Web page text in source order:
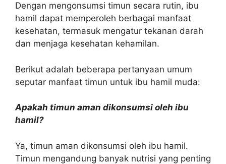
Dengan mengonsumsi timun secara rutin, ibu
hamil dapat memperoleh berbagai manfaat
kesehatan, termasuk mengatur tekanan darah
dan menjaga kesehatan kehamilan.
Berikut adalah beberapa pertanyaan umum
seputar manfaat timun untuk ibu hamil muda:
Apakah timun aman dikonsumsi oleh ibu
hamil?
Ya, timun aman dikonsumsi oleh ibu hamil.
Timun mengandung banyak nutrisi yang penting